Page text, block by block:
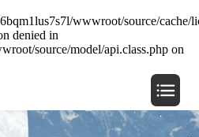
wwwroot/source/cache/
denied in
source/model/api.class.php on